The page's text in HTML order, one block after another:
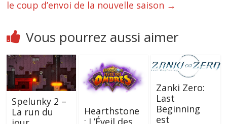
le coup d’envoi de la nouvelle saison →
Vous pourrez aussi aimer
Spelunky 2 –
La run du
Hearthstone
: L’Éveil des
Zanki Zero:
Last
Beginning
est